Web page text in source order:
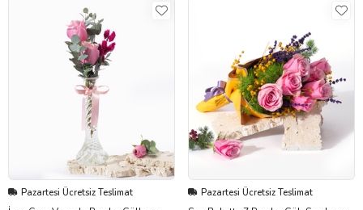
Pazartesi Ücretsiz Teslimat Pazartesi Ücretsiz Teslimat